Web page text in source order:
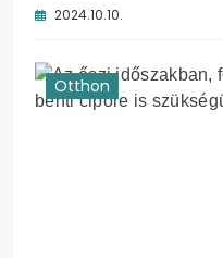
2024.10.10.
Otthon